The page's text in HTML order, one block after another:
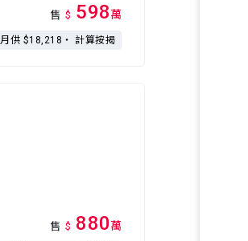
售 $ 598萬
月供 $18,218・ 計算按揭
售 $ 880萬